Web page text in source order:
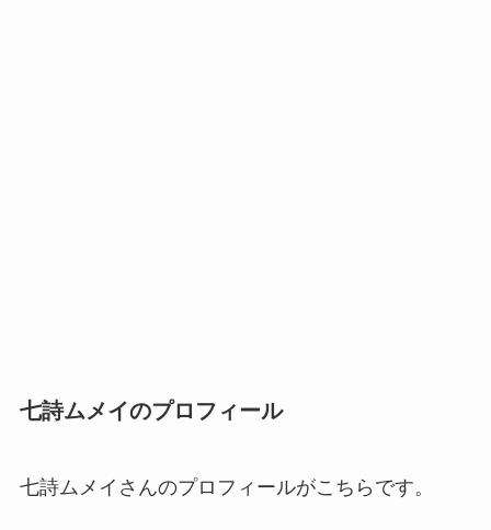
七詩ムメイのプロフィール
七詩ムメイさんのプロフィールがこちらです。